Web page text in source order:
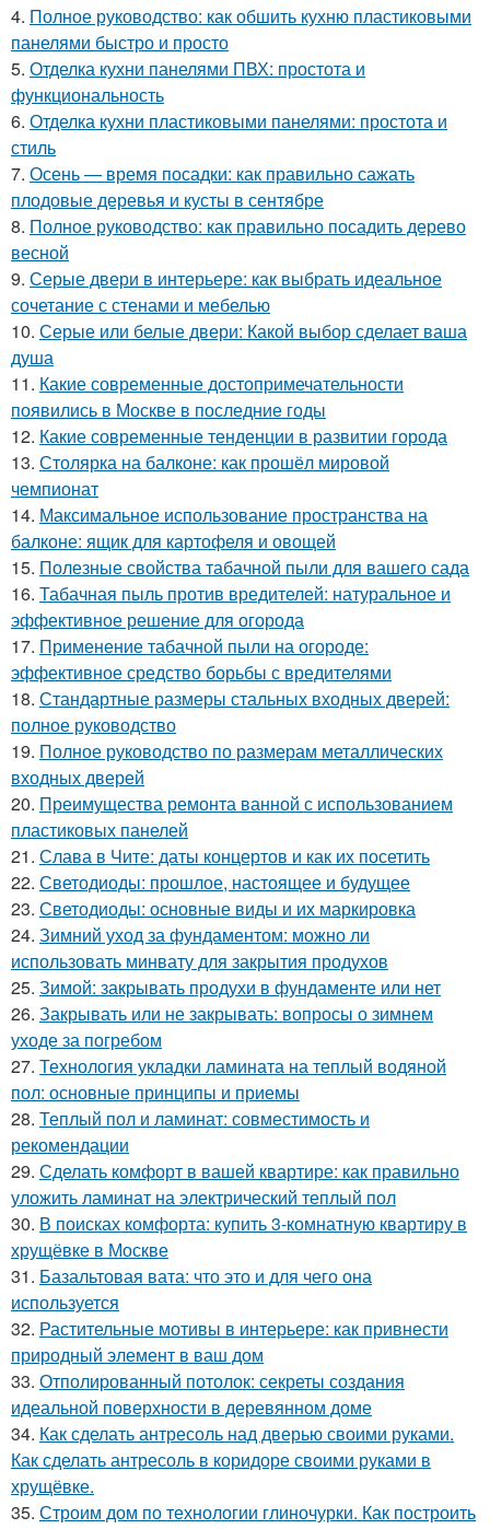
4. Полное руководство: как обшить кухню пластиковыми
панелями быстро и просто
5. Отделка кухни панелями ПВХ: простота и
функциональность
6. Отделка кухни пластиковыми панелями: простота и
стиль
7. Осень — время посадки: как правильно сажать
плодовые деревья и кусты в сентябре
8. Полное руководство: как правильно посадить дерево
весной
9. Серые двери в интерьере: как выбрать идеальное
сочетание с стенами и мебелью
10. Серые или белые двери: Какой выбор сделает ваша
душа
11. Какие современные достопримечательности
появились в Москве в последние годы
12. Какие современные тенденции в развитии города
13. Столярка на балконе: как прошёл мировой
чемпионат
14. Максимальное использование пространства на
балконе: ящик для картофеля и овощей
15. Полезные свойства табачной пыли для вашего сада
16. Табачная пыль против вредителей: натуральное и
эффективное решение для огорода
17. Применение табачной пыли на огороде:
эффективное средство борьбы с вредителями
18. Стандартные размеры стальных входных дверей:
полное руководство
19. Полное руководство по размерам металлических
входных дверей
20. Преимущества ремонта ванной с использованием
пластиковых панелей
21. Слава в Чите: даты концертов и как их посетить
22. Светодиоды: прошлое, настоящее и будущее
23. Светодиоды: основные виды и их маркировка
24. Зимний уход за фундаментом: можно ли
использовать минвату для закрытия продухов
25. Зимой: закрывать продухи в фундаменте или нет
26. Закрывать или не закрывать: вопросы о зимнем
уходе за погребом
27. Технология укладки ламината на теплый водяной
пол: основные принципы и приемы
28. Теплый пол и ламинат: совместимость и
рекомендации
29. Сделать комфорт в вашей квартире: как правильно
уложить ламинат на электрический теплый пол
30. В поисках комфорта: купить 3-комнатную квартиру в
хрущёвке в Москве
31. Базальтовая вата: что это и для чего она
используется
32. Растительные мотивы в интерьере: как привнести
природный элемент в ваш дом
33. Отполированный потолок: секреты создания
идеальной поверхности в деревянном доме
34. Как сделать антресоль над дверью своими руками.
Как сделать антресоль в коридоре своими руками в
хрущёвке.
35. Строим дом по технологии глиночурки. Как построить